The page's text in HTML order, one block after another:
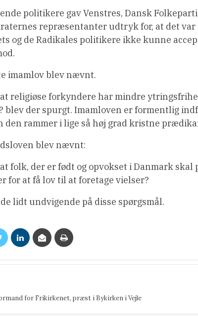
politikere gav Venstres, Dansk
repræsentanter udtryk for, at det var
og de Radikales politikere ikke kunne
imamlov blev nævnt.
religiøse forkyndere har mindre
blev der spurgt. Imamloven er formentlig
den rammer i lige så høj grad kristne
blev nævnt:
folk, der er født og opvokset i Danmark
for at få lov til at foretage vielser?
lidt undvigende på disse spørgsmål.
for Frikirkenet, præst i Bykirken i Vejle